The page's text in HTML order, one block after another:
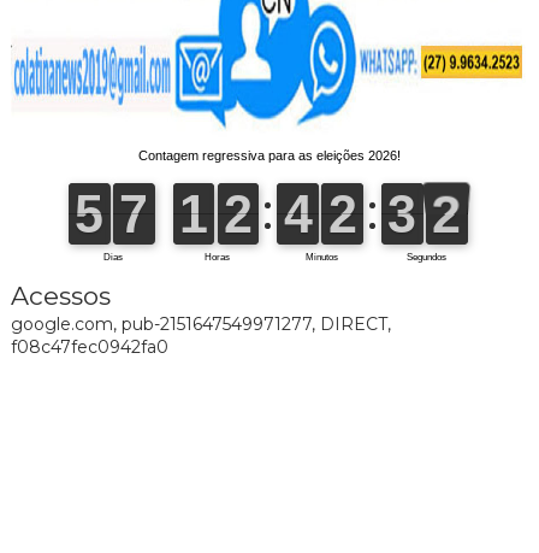
Acessos
google.com, pub-2151647549971277, DIRECT,
f08c47fec0942fa0